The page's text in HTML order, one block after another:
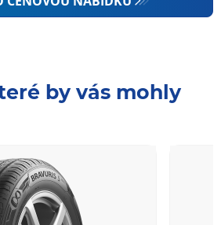
by vás mohly